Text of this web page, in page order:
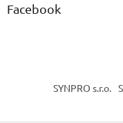
Facebook
SYNPRO s.r.o.